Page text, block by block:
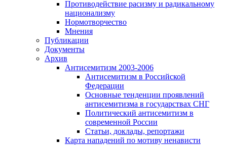
Противодействие расизму и радикальному
национализму
Нормотворчество
Мнения
Публикации
Документы
Архив
Антисемитизм 2003-2006
Антисемитизм в Российской
Федерации
Основные тенденции проявлений
антисемитизма в государствах СНГ
Политический антисемитизм в
современной России
Статьи, доклады, репортажи
Карта нападений по мотиву ненависти